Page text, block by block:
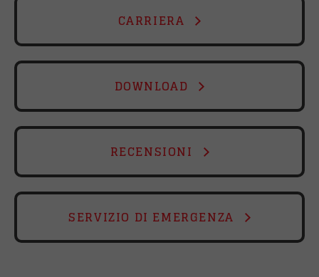
CARRIERA
DOWNLOAD
RECENSIONI
SERVIZIO DI EMERGENZA